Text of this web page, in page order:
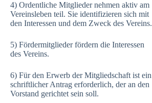
4) Ordentliche Mitglieder nehmen aktiv am
Vereinsleben teil. Sie identifizieren sich mit
den Interessen und dem Zweck des Vereins.
5) Fördermitglieder fördern die Interessen
des Vereins.
6) Für den Erwerb der Mitgliedschaft ist ein
schriftlicher Antrag erforderlich, der an den
Vorstand gerichtet sein soll.